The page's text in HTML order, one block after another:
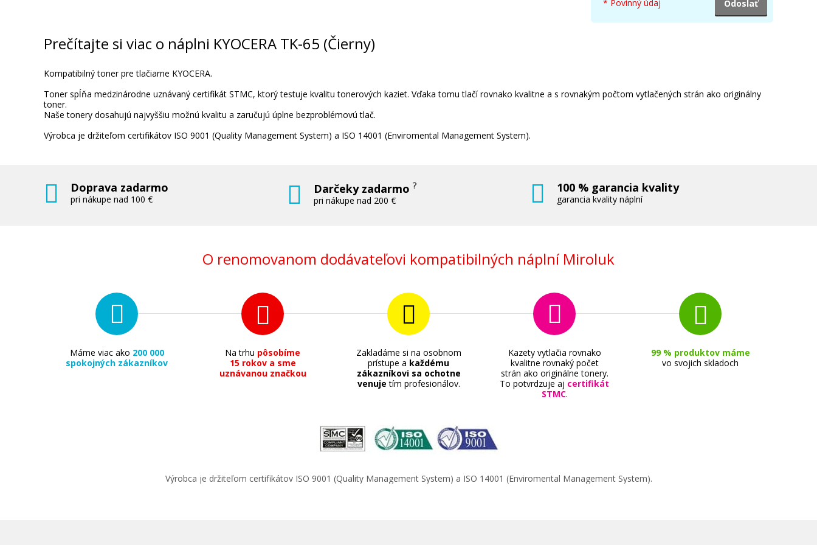
* Povinný údaj
Prečítajte si viac o náplni KYOCERA TK-65 (Čierny)
Kompatibilný toner pre tlačiarne KYOCERA.
Toner spĺňa medzinárodne uznávaný certifikát STMC, ktorý testuje kvalitu tonerových kaziet. Vďaka tomu tlačí rovnako kvalitne a s rovnakým počtom vytlačených strán ako originálny
toner.
Naše tonery dosahujú najvyššiu možnú kvalitu a zaručujú úplne bezproblémovú tlač.
Výrobca je držiteľom certifikátov ISO 9001 (Quality Management System) a ISO 14001 (Enviromental Management System).
Doprava zadarmo
pri nákupe nad 100 €
Darčeky zadarmo?
pri nákupe nad 200 €
100 % garancia kvality
garancia kvality náplní
O renomovanom dodávateľovi kompatibilných náplní Miroluk
Máme viac ako 200 000
spokojných zákazníkov
Na trhu pôsobíme
15 rokov a sme
uznávanou značkou
Zakladáme si na osobnom
prístupe a každému
zákazníkovi sa ochotne
venuje tím profesionálov.
Kazety vytlačia rovnako
kvalitne rovnaký počet
strán ako originálne tonery.
To potvrdzuje aj certifikát
STMC.
99 % produktov máme
vo svojich skladoch
Výrobca je držiteľom certifikátov ISO 9001 (Quality Management System) a ISO 14001 (Enviromental Management System).